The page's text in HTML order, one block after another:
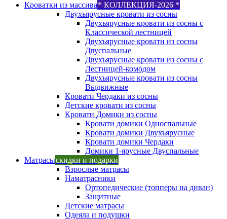
Кроватки из массива* КОЛЛЕКЦИЯ-2026 *
Двухъярусные кровати из сосны
Двухъярусные кровати из сосны с
Классической лестницей
Двухъярусные кровати из сосны
Двуспальные
Двухъярусные кровати из сосны с
Лестницей-комодом
Двухъярусные кровати из сосны
Выдвижные
Кровати Чердаки из сосны
Детские кровати из сосны
Кровати Домики из сосны
Кровати домики Односпальные
Кровати домики Двухъярусные
Кровати домики Чердаки
Домики 1-ярусные Двуспальные
Матрасыскидки и подарки
Взрослые матрасы
Наматрасники
Ортопедические (топперы на диван)
Защитные
Детские матрасы
Одеяла и подушки